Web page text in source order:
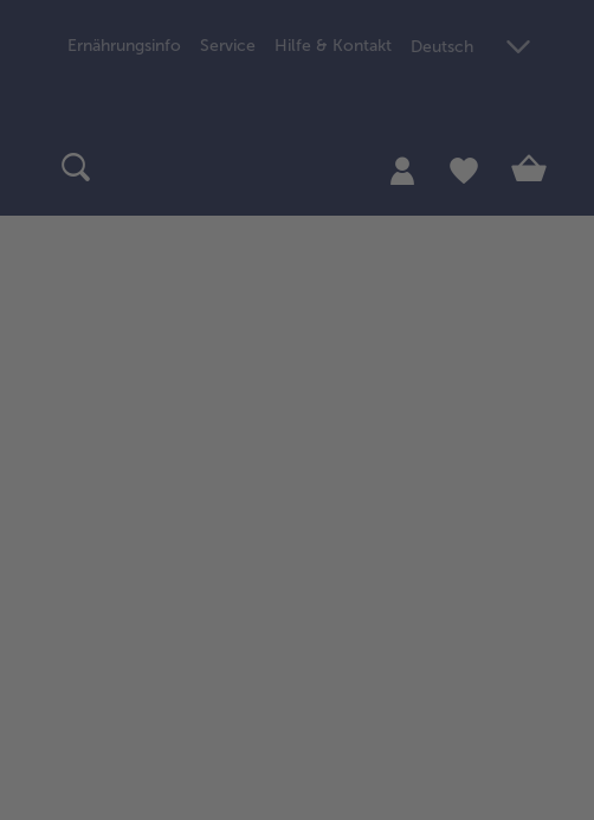
Ernährungsinfo Service Hilfe & Kontakt Deutsch